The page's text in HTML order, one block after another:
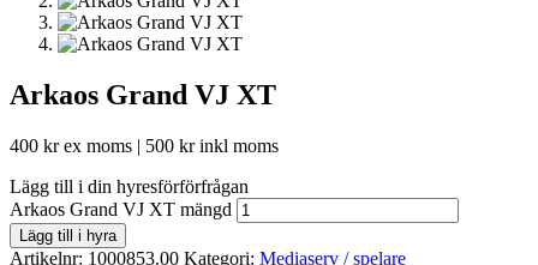
Arkaos Grand VJ XT
400 krex moms | 500 krinkl moms
Lägg till i din hyresförförfrågan
Arkaos Grand VJ XT mängd
Lägg till i hyra
Artikelnr: 1000853.00 Kategori: Mediaserv / spelare